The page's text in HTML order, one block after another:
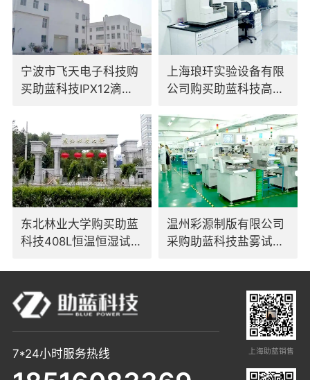
宁波市飞天电子科技购
买助蓝科技IPX12滴水
上海琅玕实验设备有限
公司购买助蓝科技高低
东北林业大学购买助蓝
科技408L恒温恒湿试验
温州彩源制版有限公司
采购助蓝科技盐雾试验
7*24小时服务热线 上海助蓝销售